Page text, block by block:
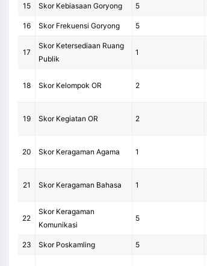
15 Skor Kebiasaan Goryong 5
16 Skor Frekuensi Goryong 5
17
Skor Ketersediaan Ruang
Publik
1
18 Skor Kelompok OR 2
19 Skor Kegiatan OR 2
20 Skor Keragaman Agama 1
21 Skor Keragaman Bahasa 1
22
Skor Keragaman
Komunikasi
5
23 Skor Poskamling 5